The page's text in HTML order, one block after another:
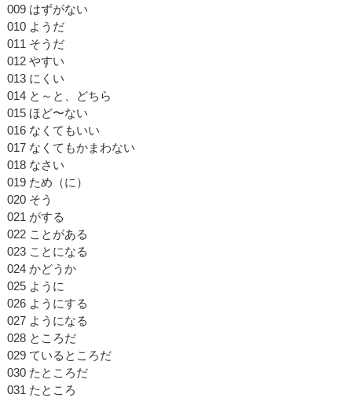
009 はずがない
010 ようだ
011 そうだ
012 やすい
013 にくい
014 と～と、どちら
015 ほど〜ない
016 なくてもいい
017 なくてもかまわない
018 なさい
019 ため（に）
020 そう
021 がする
022 ことがある
023 ことになる
024 かどうか
025 ように
026 ようにする
027 ようになる
028 ところだ
029 ているところだ
030 たところだ
031 たところ